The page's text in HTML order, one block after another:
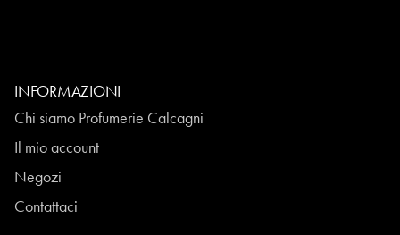
INFORMAZIONI
Chi siamo Profumerie Calcagni
Il mio account
Negozi
Contattaci